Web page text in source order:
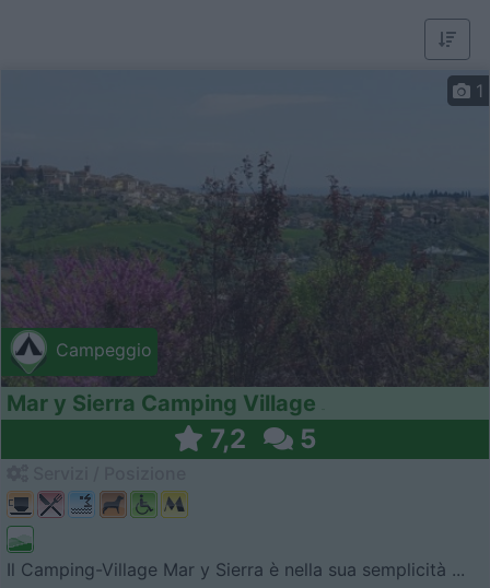
Campeggio
1
Mar y Sierra Camping Village
7,2 5
Il Camping-Village Mar y Sierra è nella sua semplicità ...